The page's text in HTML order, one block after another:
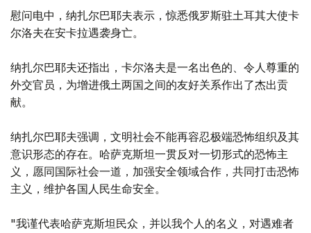
慰问电中，纳扎尔巴耶夫表示，惊悉俄罗斯驻土耳其大使卡
尔洛夫在安卡拉遇袭身亡。
纳扎尔巴耶夫还指出，卡尔洛夫是一名出色的、令人尊重的
外交官员，为增进俄土两国之间的友好关系作出了杰出贡
献。
纳扎尔巴耶夫强调，文明社会不能再容忍极端恐怖组织及其
意识形态的存在。哈萨克斯坦一贯反对一切形式的恐怖主
义，愿同国际社会一道，加强安全领域合作，共同打击恐怖
主义，维护各国人民生命安全。
"我谨代表哈萨克斯坦民众，并以我个人的名义，对遇难者